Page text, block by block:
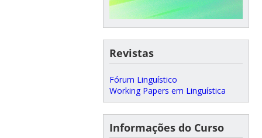
Revistas
Fórum Linguístico
Working Papers em Linguística
Informações do Curso